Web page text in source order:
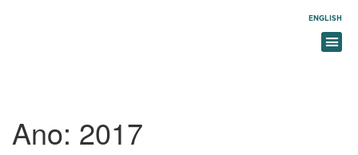
ENGLISH
Ano: 2017